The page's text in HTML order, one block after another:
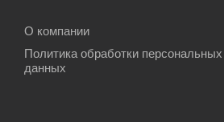
О компании
Политика обработки персональных
данных